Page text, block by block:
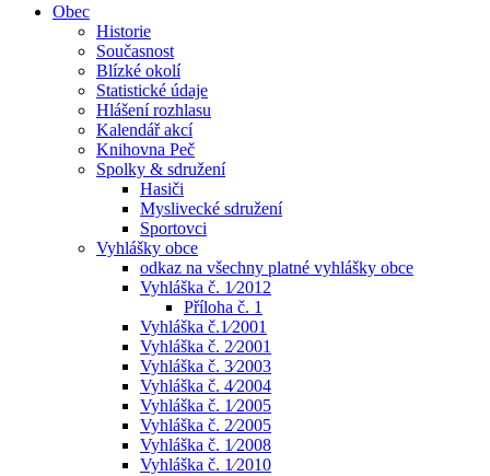
Obec
Historie
Současnost
Blízké okolí
Statistické údaje
Hlášení rozhlasu
Kalendář akcí
Knihovna Peč
Spolky & sdružení
Hasiči
Myslivecké sdružení
Sportovci
Vyhlášky obce
odkaz na všechny platné vyhlášky obce
Vyhláška č. 1⁄2012
Příloha č. 1
Vyhláška č.1⁄2001
Vyhláška č. 2⁄2001
Vyhláška č. 3⁄2003
Vyhláška č. 4⁄2004
Vyhláška č. 1⁄2005
Vyhláška č. 2⁄2005
Vyhláška č. 1⁄2008
Vyhláška č. 1⁄2010